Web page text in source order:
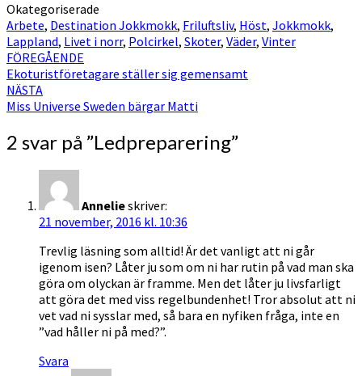
Okategoriserade
Arbete, Destination Jokkmokk, Friluftsliv, Höst, Jokkmokk,
Lappland, Livet i norr, Polcirkel, Skoter, Väder, Vinter
Inläggsnavigering
FÖREGÅENDE
Ekoturistföretagare ställer sig gemensamt
NÄSTA
Miss Universe Sweden bärgar Matti
2 svar på ”Ledpreparering”
Annelieskriver:
21 november, 2016 kl. 10:36
Trevlig läsning som alltid! Är det vanligt att ni går
igenom isen? Låter ju som om ni har rutin på vad man ska
göra om olyckan är framme. Men det låter ju livsfarligt
att göra det med viss regelbundenhet! Tror absolut att ni
vet vad ni sysslar med, så bara en nyfiken fråga, inte en
”vad håller ni på med?”.
Svara